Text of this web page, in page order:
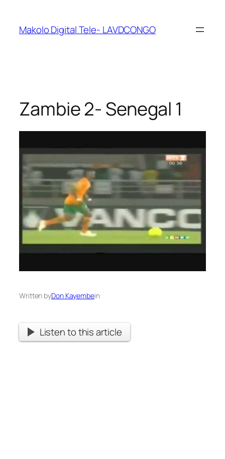
Makolo Digital Tele- LAVDCONGO
Zambie 2- Senegal 1
Written byDon Kayembein
Listen to this article